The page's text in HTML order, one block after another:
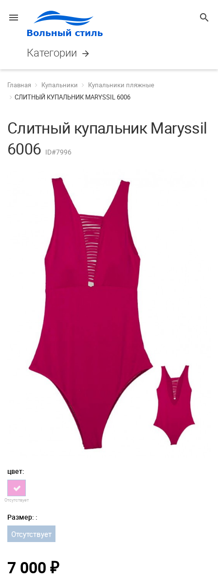
menu search
Категории arrow_forward
Главная Купальники
Купальники пляжные
СЛИТНЫЙ КУПАЛЬНИК MARYSSIL 6006
Слитный купальник Maryssil
6006 ID#7996
цвет:
Отсутствует
Размер: :
Отсутствует
7 000 ₽